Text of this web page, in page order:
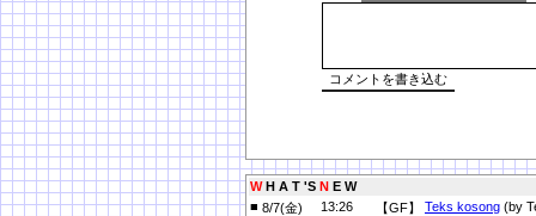
WH A T 'S N E W
■ 8/7(金) 13:26 【GF】 Teks kosong (by